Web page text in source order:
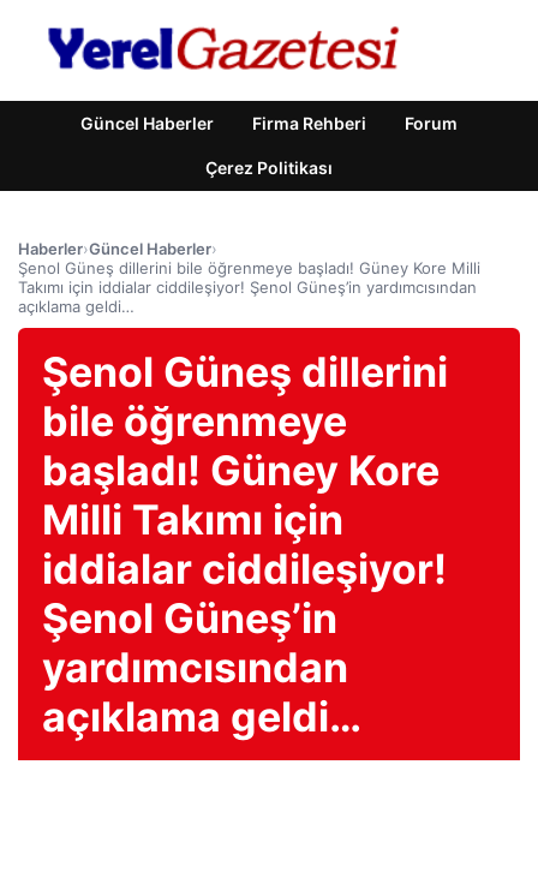
Güncel Haberler Firma Rehberi Forum
Çerez Politikası
Haberler›Güncel Haberler›
Şenol Güneş dillerini bile öğrenmeye başladı! Güney Kore Milli
Takımı için iddialar ciddileşiyor! Şenol Güneş’in yardımcısından
açıklama geldi…
Şenol Güneş dillerini
bile öğrenmeye
başladı! Güney Kore
Milli Takımı için
iddialar ciddileşiyor!
Şenol Güneş’in
yardımcısından
açıklama geldi…